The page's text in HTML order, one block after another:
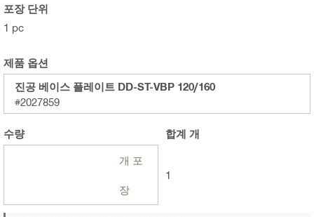
포장 단위
1 pc
제품 옵션
진공 베이스 플레이트 DD-ST-VBP 120/160
#2027859
수량
개 포
장
합계 개
1